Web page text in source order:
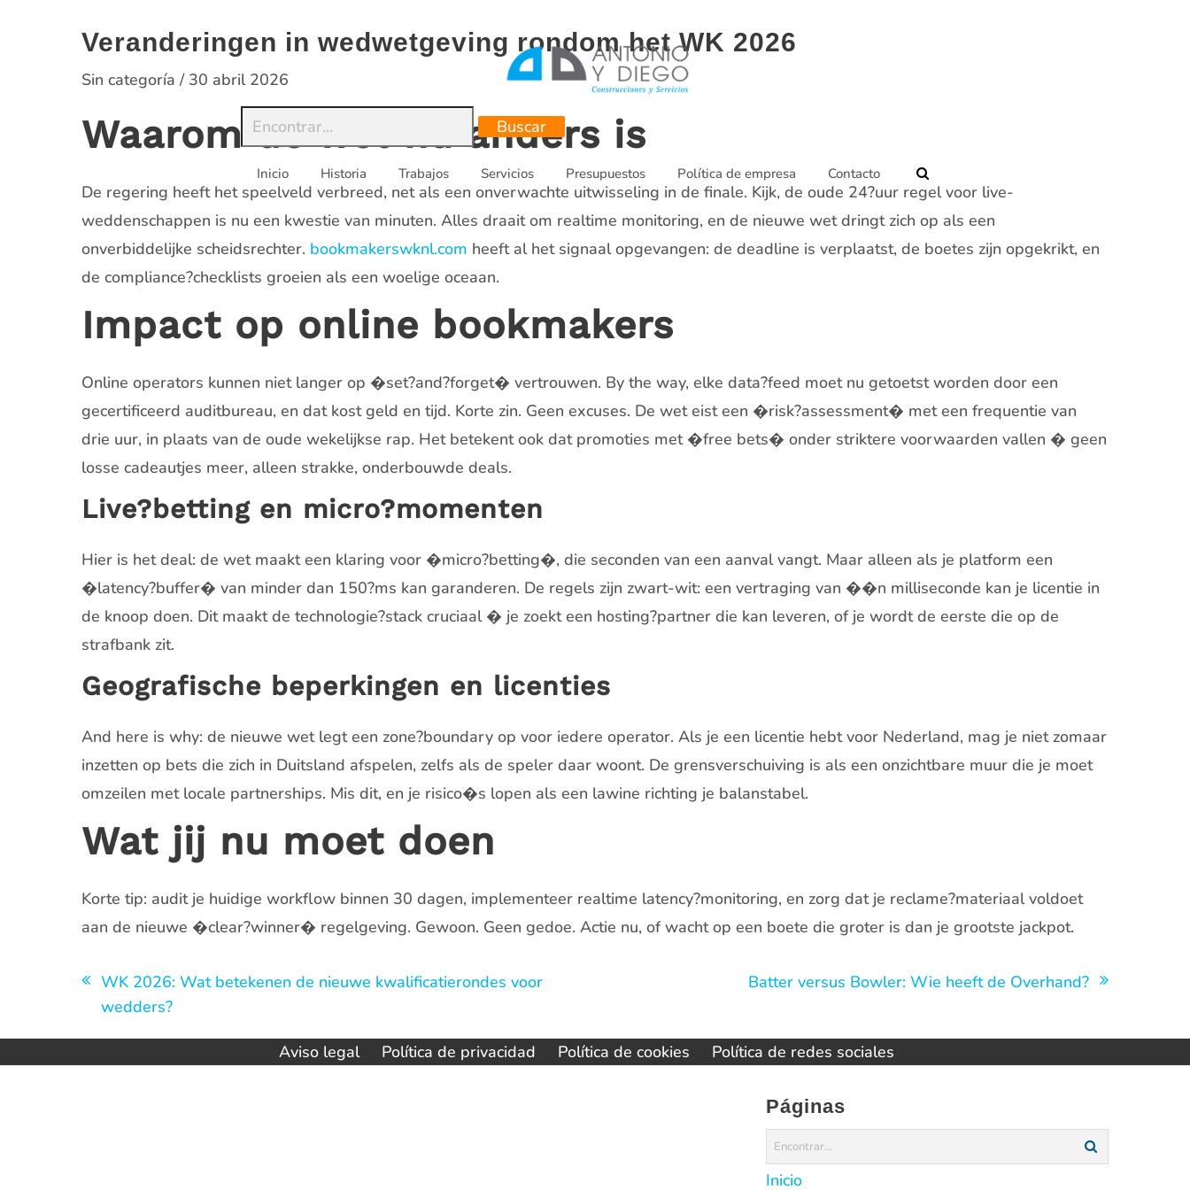
Inicio Historia Trabajos Servicios Presupuestos Política de empresa Contacto
Veranderingen in wedwetgeving rondom het WK 2026
Sin categoría / 30 abril 2026
Waarom de wet nu anders is
De regering heeft het speelveld verbreed, net als een onverwachte uitwisseling in de finale. Kijk, de oude 24?uur regel voor live-
weddenschappen is nu een kwestie van minuten. Alles draait om realtime monitoring, en de nieuwe wet dringt zich op als een
onverbiddelijke scheidsrechter. bookmakerswknl.com heeft al het signaal opgevangen: de deadline is verplaatst, de boetes zijn opgekrikt, en
de compliance?checklists groeien als een woelige oceaan.
Impact op online bookmakers
Online operators kunnen niet langer op �set?and?forget� vertrouwen. By the way, elke data?feed moet nu getoetst worden door een
gecertificeerd auditbureau, en dat kost geld en tijd. Korte zin. Geen excuses. De wet eist een �risk?assessment� met een frequentie van
drie uur, in plaats van de oude wekelijkse rap. Het betekent ook dat promoties met �free bets� onder striktere voorwaarden vallen � geen
losse cadeautjes meer, alleen strakke, onderbouwde deals.
Live?betting en micro?momenten
Hier is het deal: de wet maakt een klaring voor �micro?betting�, die seconden van een aanval vangt. Maar alleen als je platform een
�latency?buffer� van minder dan 150?ms kan garanderen. De regels zijn zwart-wit: een vertraging van ��n milliseconde kan je licentie in
de knoop doen. Dit maakt de technologie?stack cruciaal � je zoekt een hosting?partner die kan leveren, of je wordt de eerste die op de
strafbank zit.
Geografische beperkingen en licenties
And here is why: de nieuwe wet legt een zone?boundary op voor iedere operator. Als je een licentie hebt voor Nederland, mag je niet zomaar
inzetten op bets die zich in Duitsland afspelen, zelfs als de speler daar woont. De grensverschuiving is als een onzichtbare muur die je moet
omzeilen met locale partnerships. Mis dit, en je risico�s lopen als een lawine richting je balanstabel.
Wat jij nu moet doen
Korte tip: audit je huidige workflow binnen 30 dagen, implementeer realtime latency?monitoring, en zorg dat je reclame?materiaal voldoet
aan de nieuwe �clear?winner� regelgeving. Gewoon. Geen gedoe. Actie nu, of wacht op een boete die groter is dan je grootste jackpot.
Navegación
de
entradas
WK 2026: Wat betekenen de nieuwe kwalificatierondes voor
wedders?
Batter versus Bowler: Wie heeft de Overhand?
Aviso legal Política de privacidad Política de cookies Política de redes sociales
Páginas
Inicio